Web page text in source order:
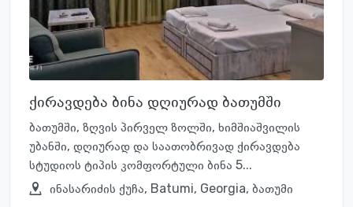
ქირავდება ბინა დღიურად ბათუმში
ბათუმში, ზღვის პირველ ზოლში, ხიმშიაშვილის
უბანში, დღიურად და საათობრივად ქირავდება
სტუდიოს ტიპის კომფორტული ბინა 5...
ინასარიძის ქუჩა, Batumi, Georgia, ბათუმი